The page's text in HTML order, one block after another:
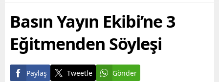
Basın Yayın Ekibi’ne 3
Eğitmenden Söyleşi
Paylaş Tweetle Gönder